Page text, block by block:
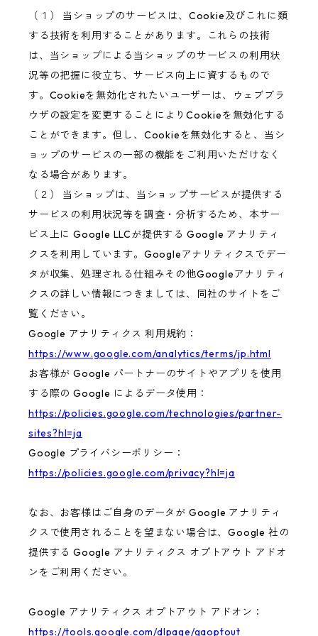
（１） 当ショップのサービスは、Cookie及びこれに類
する技術を利用することがあります。これらの技術
は、当ショップによる当ショップのサービスの利用状
況等の把握に役立ち、サービス向上に資するもので
す。Cookieを無効化されたいユーザーは、ウェブブラ
ウザの設定を変更することによりCookieを無効化する
ことができます。但し、Cookieを無効化すると、当シ
ョップのサービスの一部の機能をご利用いただけなく
なる場合があります。
（２） 当ショップは、当ショップサービスが提供する
サービスの利用状況等を調査・分析するため、本サー
ビス上に Google LLCが提供する Google アナリティ
クスを利用しています。Googleアナリティクスでデー
タが収集、処理される仕組みその他Googleアナリティ
クスの詳しい情報につきましては、同社のサイトをご
覧ください。
Google アナリティクス 利用規約：
https://www.google.com/analytics/terms/jp.html
お客様が Google パートナーのサイトやアプリを使用
する際の Google によるデータ使用：
https://policies.google.com/technologies/partner-
sites?hl=ja
Google プライバシーポリシー：
https://policies.google.com/privacy?hl=ja
なお、お客様はご自身のデータが Google アナリティ
クスで使用されることを望まない場合は、Google 社の
提供する Google アナリティクス オプトアウト アドオ
ンをご利用ください。
Google アナリティクス オプトアウト アドオン：
https://tools.google.com/dlpage/gaoptout